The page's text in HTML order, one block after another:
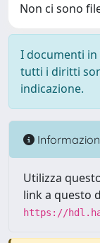
Non ci sono
I documenti
tutti i diritti
indicazione.
Utilizza
link a questo
https://